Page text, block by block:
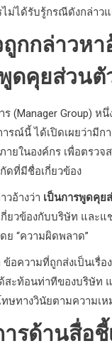
ม่ได้รับรู้กรณีดังกล่าว
กกล่าวหา
ดคุยส่วนตั
(Manager Group) ห
ารณ์นี้ ได้เปิดเผยว่ามีก
ายในองค์กร เพื่อตรวจ
ดที่มีชื่อเกี่ยวข้อง
วอ้างว่า เป็นการพูดคุย
กี่ยวข้องกับบริษัท และแ
ย “ความผิดพลาด”
อความที่ถูกส่งเป็นเรื่อ
สะท้อนท่าทีของบริษัท
ษทางวินัยตามความเห
รด้านสื่อชี้